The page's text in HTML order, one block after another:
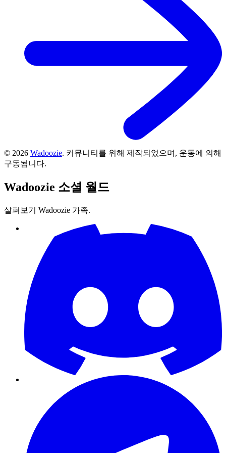
© 2026 Wadoozie. 커뮤니티를 위해 제작되었으며, 운동에 의해
구동됩니다.
Wadoozie 소셜 월드
살펴보기 Wadoozie 가족.